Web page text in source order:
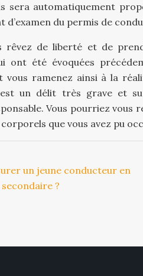
sera automatiquement
du permis de
rêvez de liberté et de
ont été évoquées
vous ramenez ainsi à la
est un délit très grave et
Vous pourriez
que vous avez pu
un jeune conducteur en
?